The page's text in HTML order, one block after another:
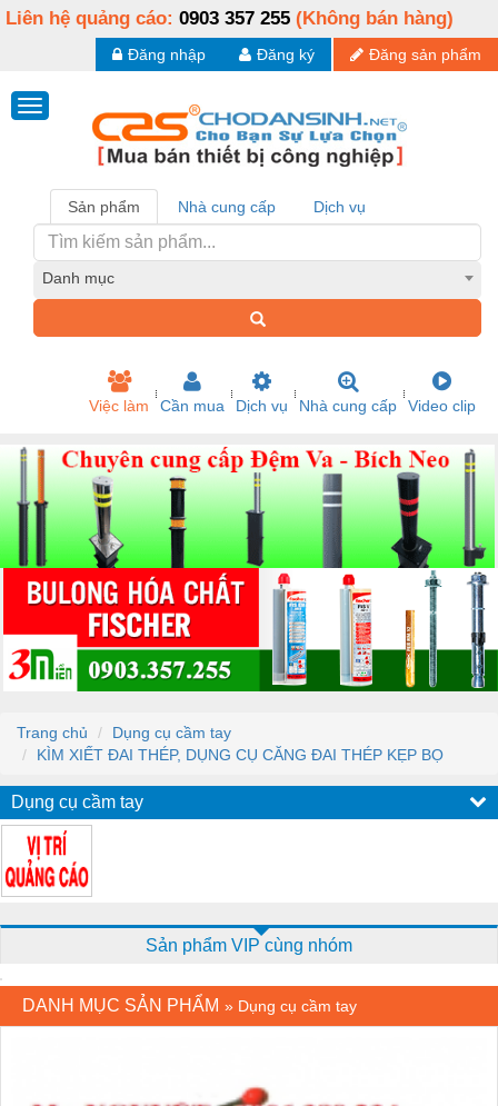
Liên hệ quảng cáo: 0903 357 255 (Không bán hàng)
Đăng sản phẩm
Đăng ký
Đăng nhập
Sản phẩm Nhà cung cấp Dịch vụ
Danh mục
Việc làm Cần mua Dịch vụ Nhà cung cấp Video clip
Trang chủ
Dụng cụ cầm tay
KÌM XIẾT ĐAI THÉP, DỤNG CỤ CĂNG ĐAI THÉP KẸP BỌ
Dụng cụ cầm tay
Sản phẩm VIP cùng nhóm
DANH MỤC SẢN PHẨM » Dụng cụ cầm tay